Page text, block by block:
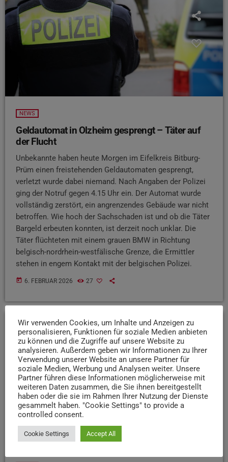
NEWS
Geldautomat in Olzheim gesprengt – Täter auf
der Flucht
Unbekannte haben heute Morgen im Eifelkreis Bitburg-
Prüm einen freistehenden Geldautomaten gesprengt,
verletzt wurde dabei niemand. Nach Angaben der Polizei
ging der Notruf gegen 4.15 Uhr ein. Der Automat wurde
vollständig zerstört, ein angrenzendes Gebäude war nicht
betroffen. Wie hoch der Sachschaden ist und ob die Täter
Bargeld erbeuten konnten, ist derzeit noch unklar. Die
Täter flüchteten mit einem grauen BMW in Richtung
belgisch-nordrhein-westfälische Grenze, die Ermittler
stehen in engem Kontakt mit der belgischen Polizei.
today 6. FEBRUAR 2026 27
insert_link
Wir verwenden Cookies, um Inhalte und Anzeigen zu
personalisieren, Funktionen für soziale Medien anbieten
zu können und die Zugriffe auf unsere Website zu
analysieren. Außerdem geben wir Informationen zu Ihrer
Verwendung unserer Website an unsere Partner für
soziale Medien, Werbung und Analysen weiter. Unsere
Partner führen diese Informationen möglicherweise mit
weiteren Daten zusammen, die Sie ihnen bereitgestellt
haben oder die sie im Rahmen Ihrer Nutzung der Dienste
gesammelt haben. "Cookie Settings" to provide a
controlled consent.
Cookie Settings Accept All